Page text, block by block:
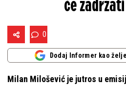
će
0
Dodaj Informer kao
Milan Milošević je jutros u